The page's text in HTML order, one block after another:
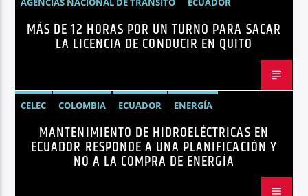
LICENCIAS
NOTICIAS
MÁS DE 12 HORAS POR UN TURNO PARA SACAR
LA LICENCIA DE CONDUCIR EN QUITO
CELEC COLOMBIA ECUADOR
ENERGÍA
HIDROELÉCTRICAS
NOTICIAS
MANTENIMIENTO DE HIDROELÉCTRICAS EN
ECUADOR RESPONDE A UNA PLANIFICACIÓN Y
NO A LA COMPRA DE ENERGÍA